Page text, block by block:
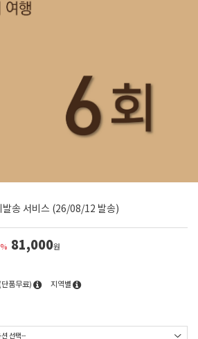
송 서비스 (26/08/12 발송)
% 81,000원
품무료)
지역별